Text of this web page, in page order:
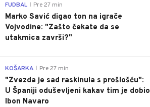
FUDBAL Pre 27 min
Marko Savić digao ton na igrače
Vojvodine: "Zašto čekate da se
utakmica završi?"
KOŠARKA Pre 27 min
"Zvezda je sad raskinula s prošlošću":
U Španiji oduševljeni kakav tim je dobio
Ibon Navaro